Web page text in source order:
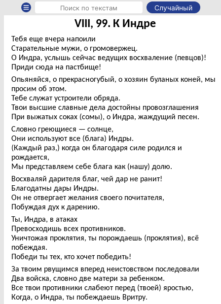
Случайный
VIII, 99. К Индре
Тебя еще вчера напоили
Старательные мужи, о громовержец.
О Индра, услышь сейчас ведущих восхваление (певцов)!
Приди сюда на пастбище!
Опьяняйся, о прекрасногубый, о хозяин буланых коней, мы
просим об этом.
Тебе служат устроители обряда.
Твои высшие славные дела достойны провозглашения
При выжатых соках (сомы), о Индра, жаждущий песен.
Словно греющиеся — солнце,
Они используют все (блага) Индры.
(Каждый раз,) когда он благодаря силе родился и
рождается,
Мы представляем себе блага как (нашу) долю.
Восхваляй дарителя благ, чей дар не ранит!
Благодатны дары Индры.
Он не отвергает желания своего почитателя,
Побуждая дух к дарению.
Ты, Индра, в атаках
Превосходишь всех противников.
Уничтожая проклятия, ты порождаешь (проклятия), всё
побеждая.
Победи ты тех, кто хочет победить!
За твоим рвущимся вперед неистовством последовали
Два войска, словно две матери за ребенком.
Все твои противники слабеют перед (твоей) яростью,
Когда, о Индра, ты побеждаешь Вритру.